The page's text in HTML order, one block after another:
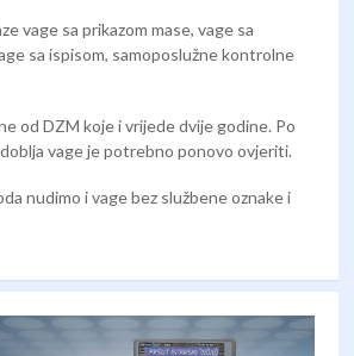
vage sa prikazom mase, vage sa
sa ispisom, samoposlužne kontrolne
od DZM koje i vrijede dvije godine. Po
vage je potrebno ponovo ovjeriti.
nudimo i vage bez službene oznake i